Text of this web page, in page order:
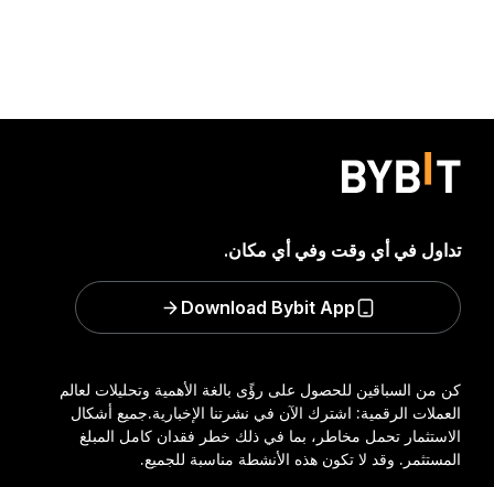
كن من السباقين للحصول على رؤًى بالغة الأهمية وتحليلات لعالم
العملات الرقمية: اشترك الآن في نشرتنا الإخبارية.جميع أشكال
الاستثمار تحمل مخاطر، بما في ذلك خطر فقدان كامل المبلغ
المستثمر. وقد لا تكون هذه الأنشطة مناسبة للجميع.
تداول في أي وقت وفي أي مكان.
Download Bybit App